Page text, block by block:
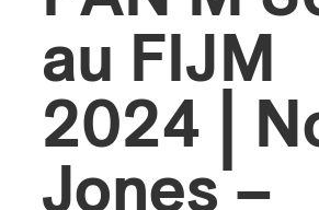
au FIJM
2024 |
Jones –